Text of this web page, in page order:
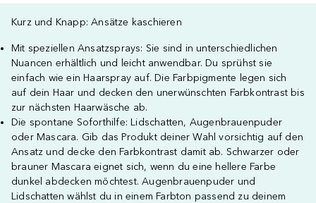
Kurz und Knapp: Ansätze kaschieren
Mit speziellen Ansatzsprays: Sie sind in unterschiedlichen
Nuancen erhältlich und leicht anwendbar. Du sprühst sie
einfach wie ein Haarspray auf. Die Farbpigmente legen sich
auf dein Haar und decken den unerwünschten Farbkontrast bis
zur nächsten Haarwäsche ab.
Die spontane Soforthilfe: Lidschatten, Augenbrauenpuder
oder Mascara. Gib das Produkt deiner Wahl vorsichtig auf den
Ansatz und decke den Farbkontrast damit ab. Schwarzer oder
brauner Mascara eignet sich, wenn du eine hellere Farbe
dunkel abdecken möchtest. Augenbrauenpuder und
Lidschatten wählst du in einem Farbton passend zu deinem